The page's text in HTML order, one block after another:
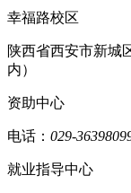
幸福路校区
陕西省西安市新城
内）
资助中心
电话： 029-
就业指导中心